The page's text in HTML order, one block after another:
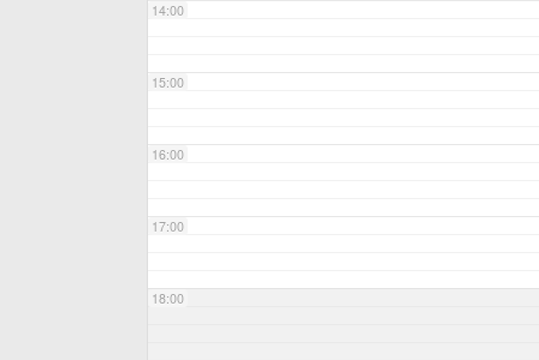
14:00
15:00
16:00
17:00
18:00